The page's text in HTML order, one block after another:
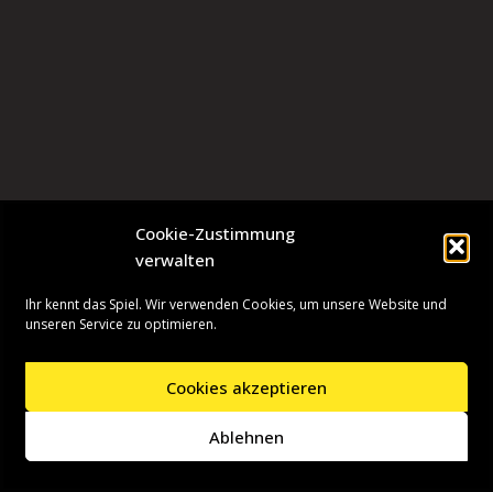
Cookie-Zustimmung
verwalten
Ihr kennt das Spiel. Wir verwenden Cookies, um unsere Website und
unseren Service zu optimieren.
Cookies akzeptieren
Ablehnen
| Präsentiert vonWordPress
Presseinformationen